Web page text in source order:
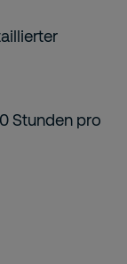
Stunden pro